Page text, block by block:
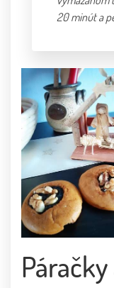
20 minút a